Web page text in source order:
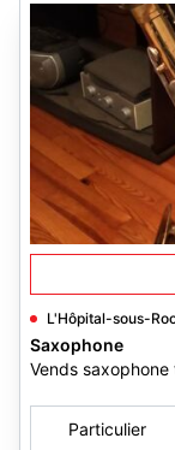
L'Hôpital-sous-
Saxophone
Vends
Particulier